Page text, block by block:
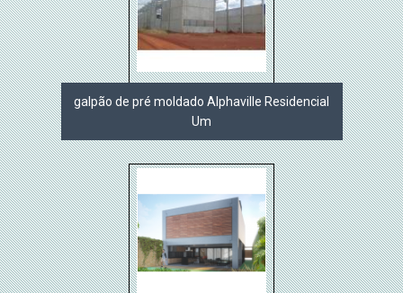
galpão de pré moldado Alphaville Residencial
Um